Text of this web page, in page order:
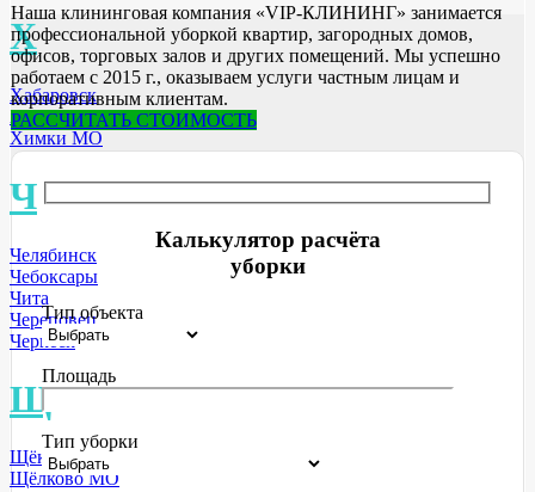
Х
Хабаровск
Ханты-Мансийск
Химки МО
Ч
Челябинск
Чебоксары
Чита
Череповец
Черкеск
Щ
Щёкино
Щёлково МО
Наша клининговая компания «VIP-КЛИНИНГ» занимается
профессиональной уборкой квартир, загородных домов,
офисов, торговых залов и других помещений. Мы успешно
работаем с 2015 г., оказываем услуги частным лицам и
корпоративным клиентам.
РАССЧИТАТЬ СТОИМОСТЬ
Калькулятор расчёта
уборки
Тип объекта
Площадь
Тип уборки